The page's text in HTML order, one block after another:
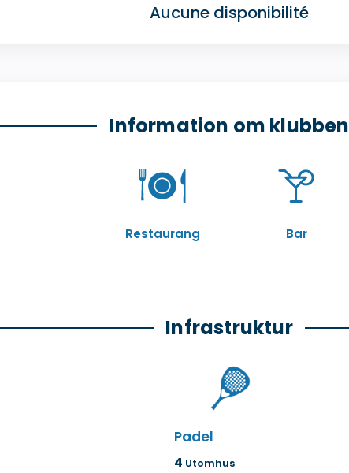
Aucune disponibilité
Information om klubben
Restaurang Bar
Infrastruktur
Padel
4 Utomhus